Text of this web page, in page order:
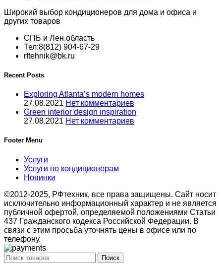
Широкий выбор кондиционеров для дома и офиса и
других товаров
СПБ и Лен.область
Тел:8(812) 904-67-29
rftehnik@bk.ru
Recent Posts
Exploring Atlanta’s modern homes
27.08.2021 Нет комментариев
Green interior design inspiration
27.08.2021 Нет комментариев
Footer Menu
Услуги
Услуги по кондиционерам
Новинки
©2012-2025, РФтехник, все права защищены. Сайт носит
исключительно информационный характер и не является
публичной офертой, определяемой положениями Статьи
437 Гражданского кодекса Российской Федерации. В
связи с этим просьба уточнять цены в офисе или по
телефону.
Поиск